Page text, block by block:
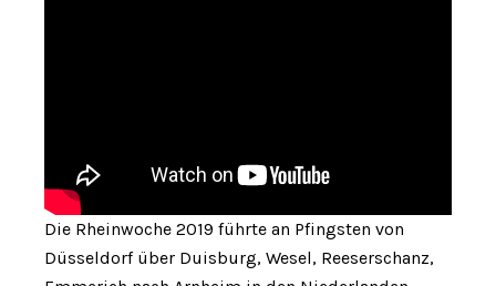
Die Rheinwoche 2019 führte an Pfingsten von
Düsseldorf über Duisburg, Wesel, Reeserschanz,